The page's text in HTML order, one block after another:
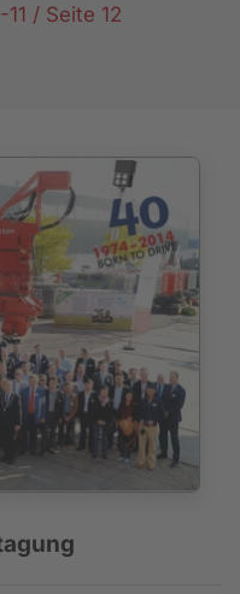
/ Seite 12